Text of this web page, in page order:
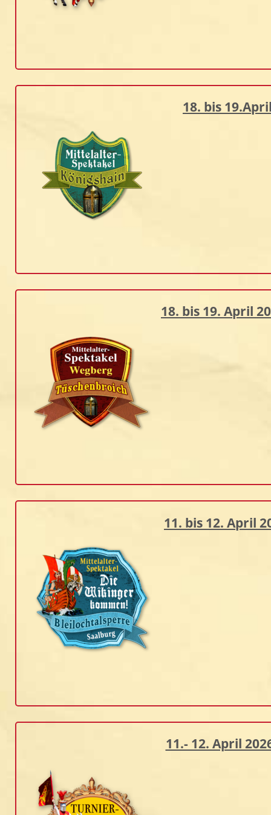
18. bis
18. bis 19. April
11. bis 12. April
11.- 12. April